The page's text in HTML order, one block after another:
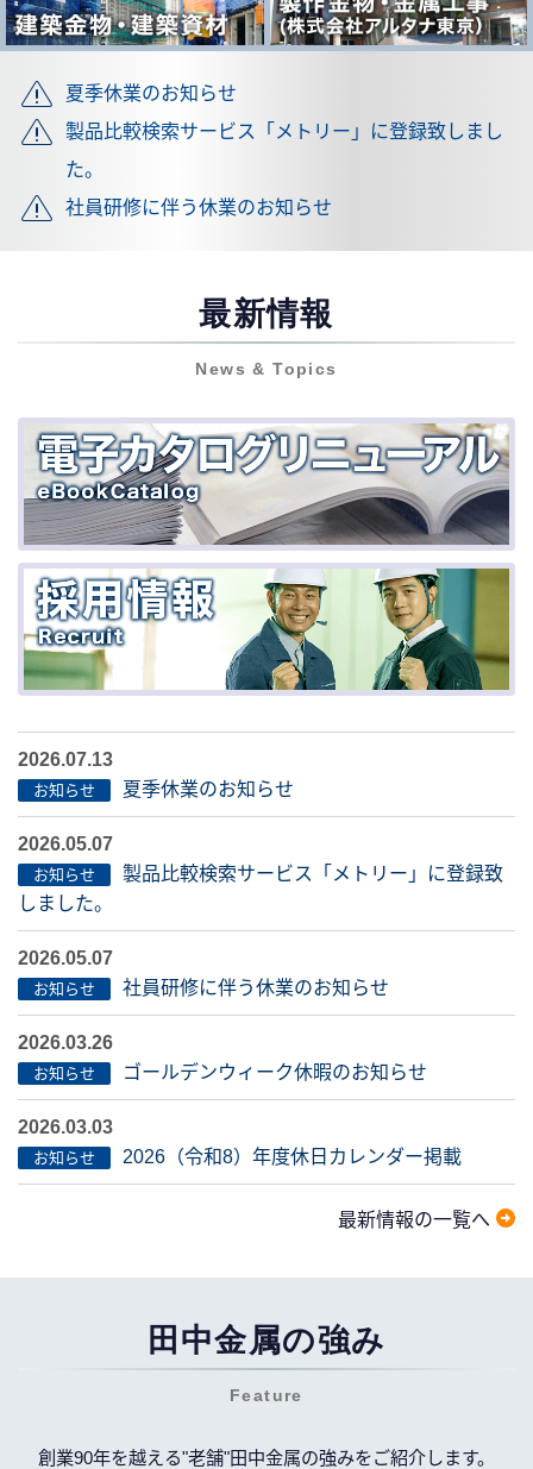
夏季休業のお知らせ
製品比較検索サービス「メトリー」に登録致しまし
た。
社員研修に伴う休業のお知らせ
最新情報
News & Topics
2026.07.13
お知らせ 夏季休業のお知らせ
2026.05.07
お知らせ
製品比較検索サービス「メトリー」に登録致
しました。
2026.05.07
お知らせ 社員研修に伴う休業のお知らせ
2026.03.26
お知らせ ゴールデンウィーク休暇のお知らせ
2026.03.03
お知らせ 2026（令和8）年度休日カレンダー掲載
最新情報の一覧へ
田中金属の強み
Feature
創業90年を越える"老舗"田中金属の強みをご紹介します。